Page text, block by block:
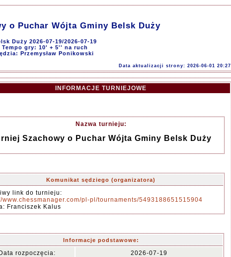
o Puchar Wójta Gminy Belsk Duży
Duży 2026-07-19/2026-07-19
Tempo gry: 10' + 5'' na ruch
Przemysław Ponikowski
Data aktualizacji strony: 2026-06-01 20:27
INFORMACJE TURNIEJOWE
Nazwa turnieju:
Szachowy o Puchar Wójta Gminy Belsk Duży
Komunikat sędziego (organizatora)
link do turnieju:
www.chessmanager.com/pl-pl/tournaments/5493188651515904
Franciszek Kalus
Informacje podstawowe:
Data rozpoczęcia:
2026-07-19